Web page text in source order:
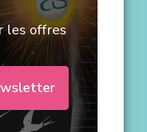
les offres